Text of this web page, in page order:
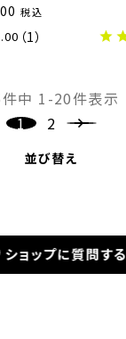
税込
（1）
並び替え
件中 1 -20件表示
1
2
ショップに質問する